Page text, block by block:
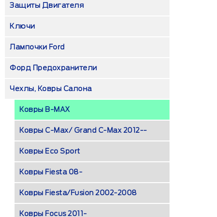
Защиты Двигателя
Ключи
Лампочки Ford
Форд Предохранители
Чехлы, Ковры Салона
Ковры B-MAX
Ковры C-Max/ Grand C-Max 2012--
Ковры Eco Sport
Ковры Fiesta 08-
Ковры Fiesta/Fusion 2002-2008
Ковры Focus 2011-